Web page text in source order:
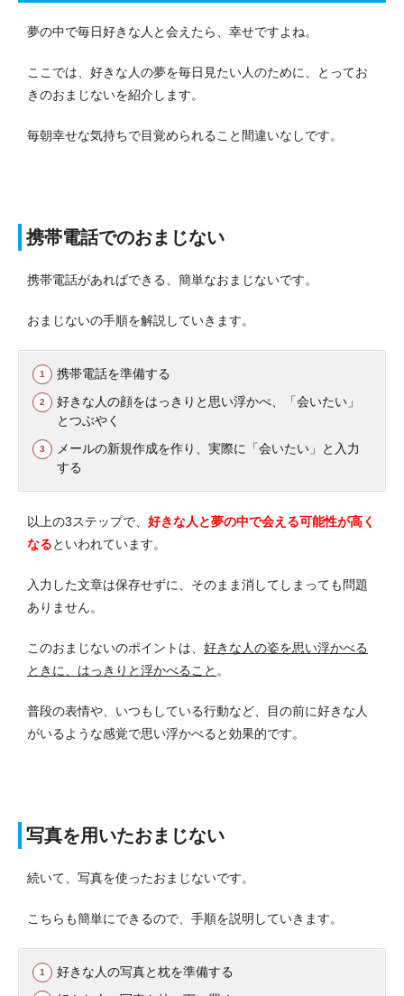
夢の中で毎日好きな人と会えたら、幸せですよね。
ここでは、好きな人の夢を毎日見たい人のために、とってお
きのおまじないを紹介します。
毎朝幸せな気持ちで目覚められること間違いなしです。
携帯電話でのおまじない
携帯電話があればできる、簡単なおまじないです。
おまじないの手順を解説していきます。
携帯電話を準備する
好きな人の顔をはっきりと思い浮かべ、「会いたい」
とつぶやく
メールの新規作成を作り、実際に「会いたい」と入力
する
以上の3ステップで、 好きな人と夢の中で会える可能性が高く
なるといわれています。
入力した文章は保存せずに、そのまま消してしまっても問題
ありません。
このおまじないのポイントは、 好きな人の姿を思い浮かべる
ときに、はっきりと浮かべること 。
普段の表情や、いつもしている行動など、目の前に好きな人
がいるような感覚で思い浮かべると効果的です。
写真を用いたおまじない
続いて、写真を使ったおまじないです。
こちらも簡単にできるので、手順を説明していきます。
好きな人の写真と枕を準備する